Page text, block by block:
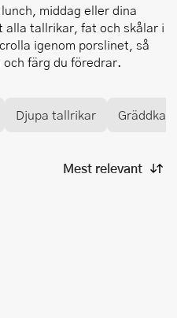
middag eller dina
tallrikar, fat och skålar i
igenom porslinet, så
färg du föredrar.
Djupa tallrikar